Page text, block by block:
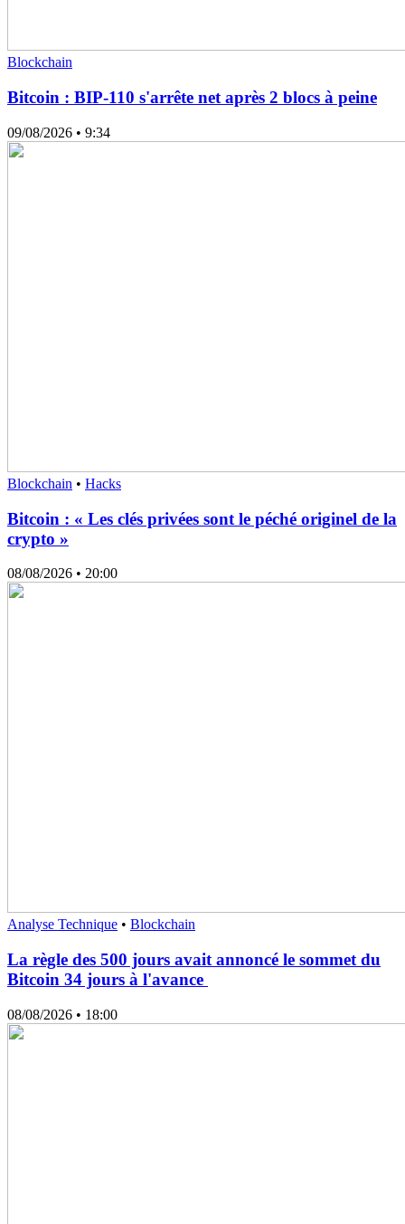
Blockchain
Bitcoin : BIP-110 s'arrête net après 2 blocs à peine
09/08/2026 • 9:34
Blockchain • Hacks
Bitcoin : « Les clés privées sont le péché originel de la
crypto »
08/08/2026 • 20:00
Analyse Technique • Blockchain
La règle des 500 jours avait annoncé le sommet du
Bitcoin 34 jours à l'avance
08/08/2026 • 18:00